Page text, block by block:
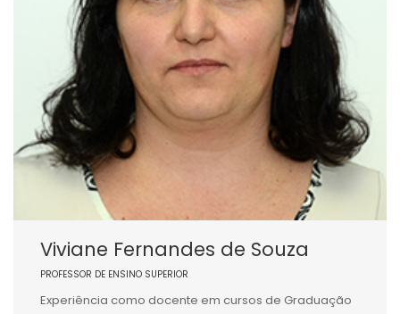
Viviane Fernandes de Souza
PROFESSOR DE ENSINO SUPERIOR
Experiência como docente em cursos de Graduação